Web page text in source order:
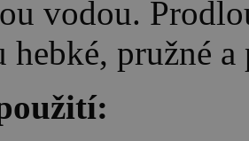
vodou.
hebké, pružné a